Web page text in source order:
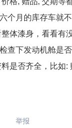
个月的库存车就
体漆身，看看有
查下发动机舱是
是否齐全，比
举报